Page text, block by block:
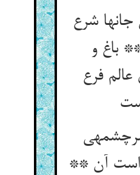
جانها شرع
باغ و
عالم فرع
آن **